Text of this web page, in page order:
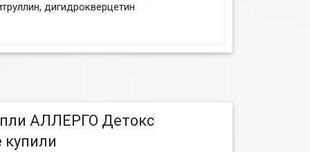
дигидрокверцетин
АЛЛЕРГО Детокс
купили